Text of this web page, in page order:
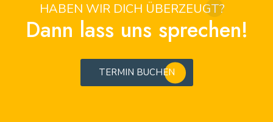
HABEN WIR DICH ÜBERZEUGT?
Dann lass uns sprechen!
TERMIN BUCHEN